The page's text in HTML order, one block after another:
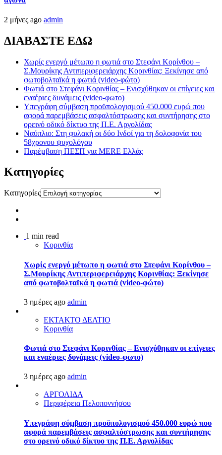
2 μήνες ago admin
ΔΙΑΒΑΣΤΕ ΕΔΩ
Χωρίς ενεργό μέτωπο η φωτιά στο Στεφάνι Κορίνθου –
Σ.Μουρίκης Αντιπεριφερειάρχης Κορινθίας: Ξεκίνησε από
φωτοβολταϊκά η φωτιά (video-φώτο)
Φωτιά στο Στεφάνι Κορινθίας – Ενισχύθηκαν οι επίγειες και
εναέριες δυνάμεις (video-φωτο)
Υπεγράφη σύμβαση προϋπολογισμού 450.000 ευρώ που
αφορά παρεμβάσεις ασφαλτόστρωσης και συντήρησης στο
ορεινό οδικό δίκτυο της Π.Ε. Αργολίδας
Ναύπλιο: Στη φυλακή οι δύο Ινδοί για τη δολοφονία του
58χρονου ψυχολόγου
Παρέμβαση ΠΕΣΠ για MERE Ελλάς
Kατηγορίες
Kατηγορίες
1 min read
Κορινθία
Χωρίς ενεργό μέτωπο η φωτιά στο Στεφάνι Κορίνθου –
Σ.Μουρίκης Αντιπεριφερειάρχης Κορινθίας: Ξεκίνησε
από φωτοβολταϊκά η φωτιά (video-φώτο)
3 ημέρες ago admin
ΕΚΤΑΚΤΟ ΔΕΛΤΙΟ
Κορινθία
Φωτιά στο Στεφάνι Κορινθίας – Ενισχύθηκαν οι επίγειες
και εναέριες δυνάμεις (video-φωτο)
3 ημέρες ago admin
ΑΡΓΟΛΙΔΑ
Περιφέρεια Πελοποννήσου
Υπεγράφη σύμβαση προϋπολογισμού 450.000 ευρώ που
αφορά παρεμβάσεις ασφαλτόστρωσης και συντήρησης
στο ορεινό οδικό δίκτυο της Π.Ε. Αργολίδας